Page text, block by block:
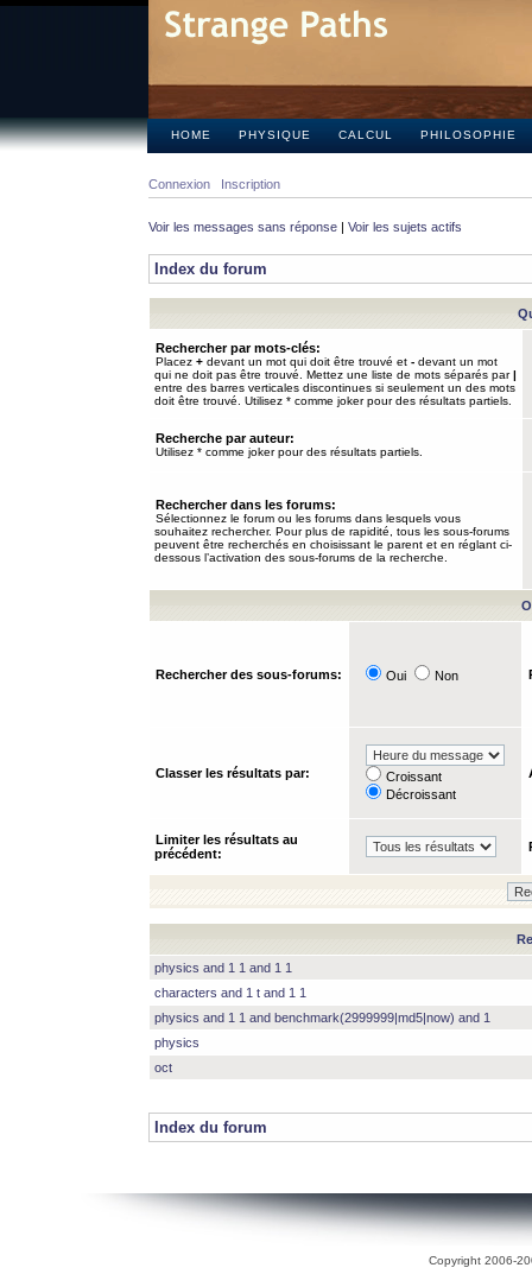
HOME PHYSIQUE CALCUL PHILOSOPHIE
Connexion Inscription
Voir les messages sans réponse | Voir les sujets actifs
Index du forum
Rechercher par mots-clés:
Placez + devant un mot qui doit être trouvé et - devant un mot
qui ne doit pas être trouvé. Mettez une liste de mots séparés par|
entre des barres verticales discontinues si seulement un des mots
doit être trouvé. Utilisez * comme joker pour des résultats partiels.
Recherche par auteur:
Utilisez * comme joker pour des résultats partiels.
Rechercher dans les forums:
Sélectionnez le forum ou les forums dans lesquels vous
souhaitez rechercher. Pour plus de rapidité, tous les sous-forums
peuvent être recherchés en choisissant le parent et en réglant ci-
dessous l’activation des sous-forums de la recherche.
Rechercher des sous-forums: Oui Non
Classer les résultats par:
Croissant
Décroissant
Limiter les résultats au
précédent:
physics and 1 1 and 1 1
characters and 1 t and 1 1
physics and 1 1 and benchmark(2999999|md5|now) and 1
physics
oct
Index du forum
Copyright 2006-